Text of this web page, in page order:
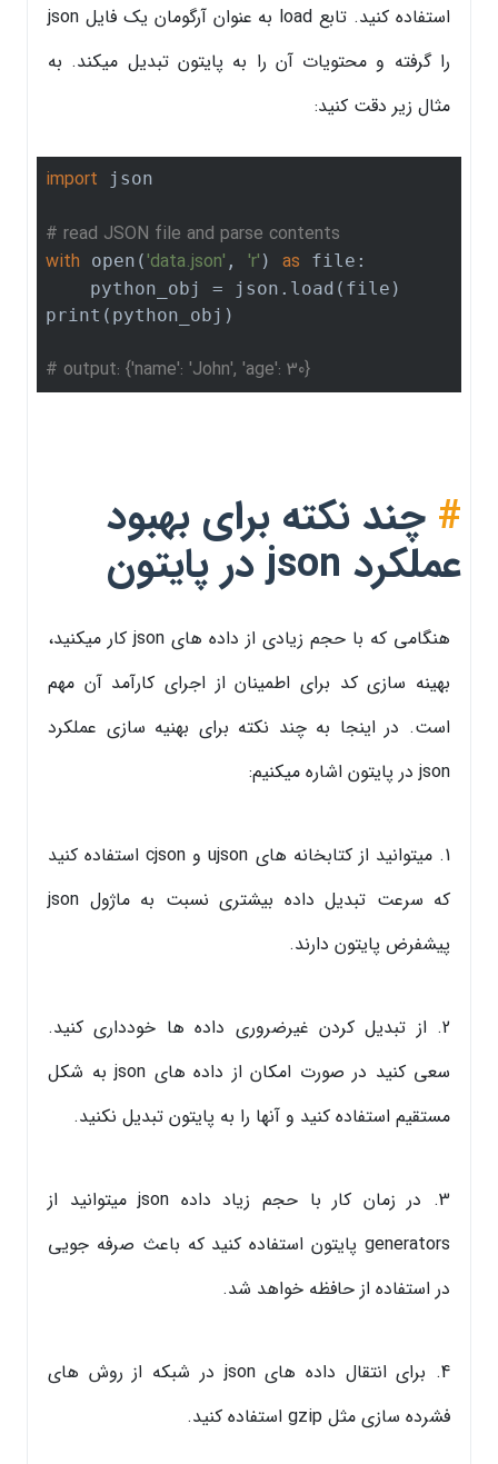
استفاده کنید. تابع load به عنوان آرگومان یک فایل json
را گرفته و محتویات آن را به پایتون تبدیل میکند. به
مثال زیر دقت کنید:
import json
# read JSON file and parse contents
with open('data.json' , 'r' ) as file:
    python_obj = json.load(file)
print(python_obj)
# output: {'name': 'John', 'age': 30}
# چند نکته برای بهبود
عملکرد json در پایتون
هنگامی که با حجم زیادی از داده های json کار میکنید،
بهینه سازی کد برای اطمینان از اجرای کارآمد آن مهم
است. در اینجا به چند نکته برای بهنیه سازی عملکرد
json در پایتون اشاره میکنیم:
1. میتوانید از کتابخانه ‌های ujson و cjson استفاده کنید
که سرعت تبدیل داده‌ بیشتری نسبت به ماژول json
پیشفرض پایتون دارند.
2. از تبدیل کردن غیرضروری داده ها خودداری کنید.
سعی کنید در صورت امکان از داده های json به شکل
مستقیم استفاده کنید و آنها را به پایتون تبدیل نکنید.
3. در زمان کار با حجم زیاد داده json میتوانید از
generators پایتون استفاده کنید که باعث صرفه جویی
در استفاده از حافظه خواهد شد.
4. برای انتقال داده های json در شبکه از روش های
فشرده سازی مثل gzip استفاده کنید.